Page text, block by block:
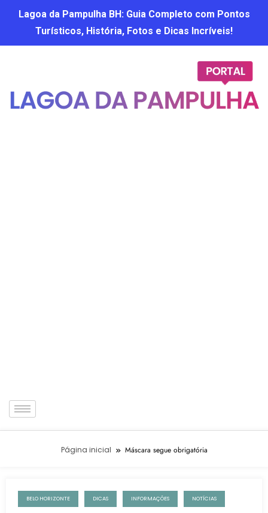
Lagoa da Pampulha BH: Guia Completo com Pontos
Turísticos, História, Fotos e Dicas Incríveis!
Página inicial Máscara segue obrigatória
3 de janeiro de 2023
BELO HORIZONTE DICAS INFORMAÇÕES NOTÍCIAS